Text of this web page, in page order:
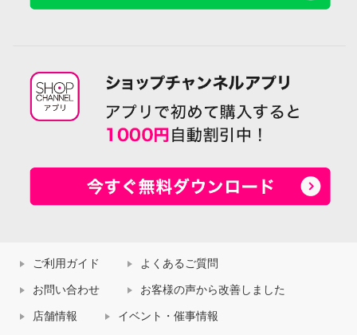
ご利用ガイド よくあるご質問
お問い合わせ お客様の声から改善しました
店舗情報 イベント・催事情報